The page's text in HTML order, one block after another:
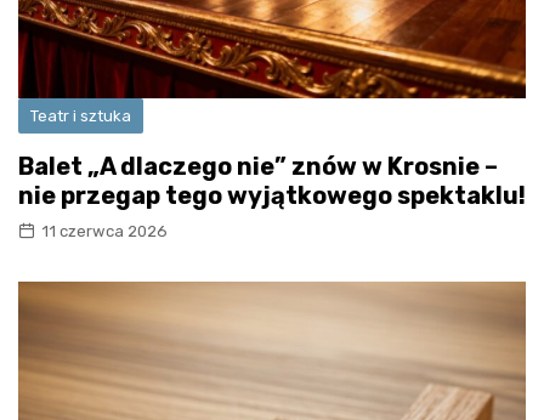
Teatr i sztuka
Balet „A dlaczego nie” znów w Krosnie –
nie przegap tego wyjątkowego spektaklu!
11 czerwca 2026